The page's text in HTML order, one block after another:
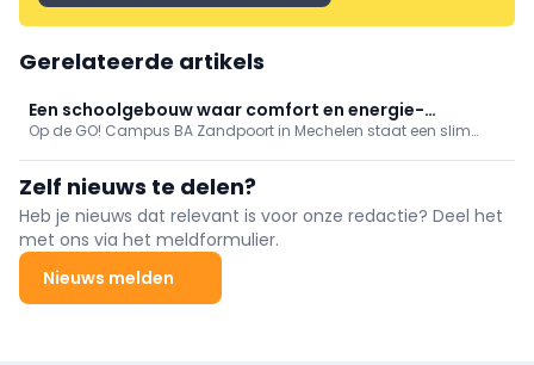
Gerelateerde artikels
Een schoolgebouw waar comfort en energie-
efficiëntie centraal staan
Op de GO! Campus BA Zandpoort in Mechelen staat een slim
gebouwtechnieken.
Zelf nieuws te delen?
Heb je nieuws dat relevant is voor onze redactie? Deel het
met ons via het meldformulier.
Nieuws melden